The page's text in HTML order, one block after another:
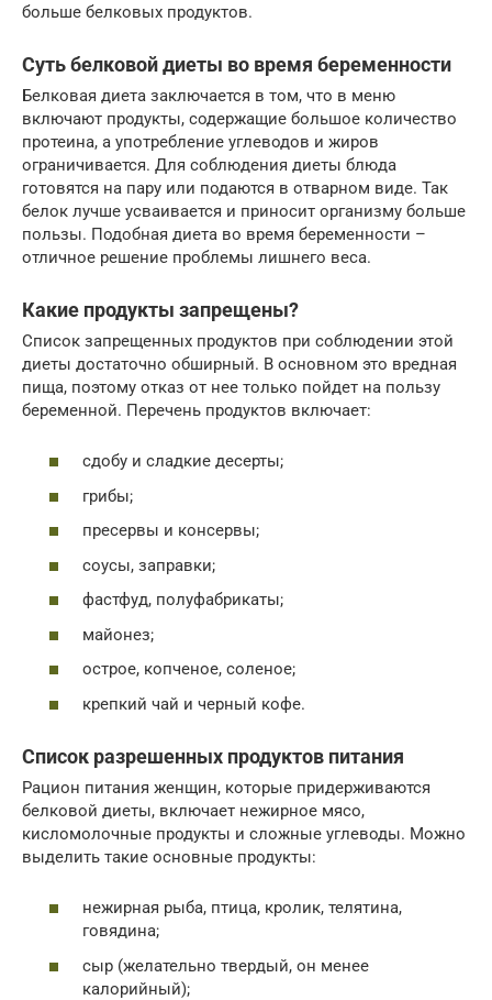
больше белковых продуктов.
Суть белковой диеты во время беременности
Белковая диета заключается в том, что в меню
включают продукты, содержащие большое количество
протеина, а употребление углеводов и жиров
ограничивается. Для соблюдения диеты блюда
готовятся на пару или подаются в отварном виде. Так
белок лучше усваивается и приносит организму больше
пользы. Подобная диета во время беременности –
отличное решение проблемы лишнего веса.
Какие продукты запрещены?
Список запрещенных продуктов при соблюдении этой
диеты достаточно обширный. В основном это вредная
пища, поэтому отказ от нее только пойдет на пользу
беременной. Перечень продуктов включает:
сдобу и сладкие десерты;
грибы;
пресервы и консервы;
соусы, заправки;
фастфуд, полуфабрикаты;
майонез;
острое, копченое, соленое;
крепкий чай и черный кофе.
Список разрешенных продуктов питания
Рацион питания женщин, которые придерживаются
белковой диеты, включает нежирное мясо,
кисломолочные продукты и сложные углеводы. Можно
выделить такие основные продукты:
нежирная рыба, птица, кролик, телятина,
говядина;
сыр (желательно твердый, он менее
калорийный);